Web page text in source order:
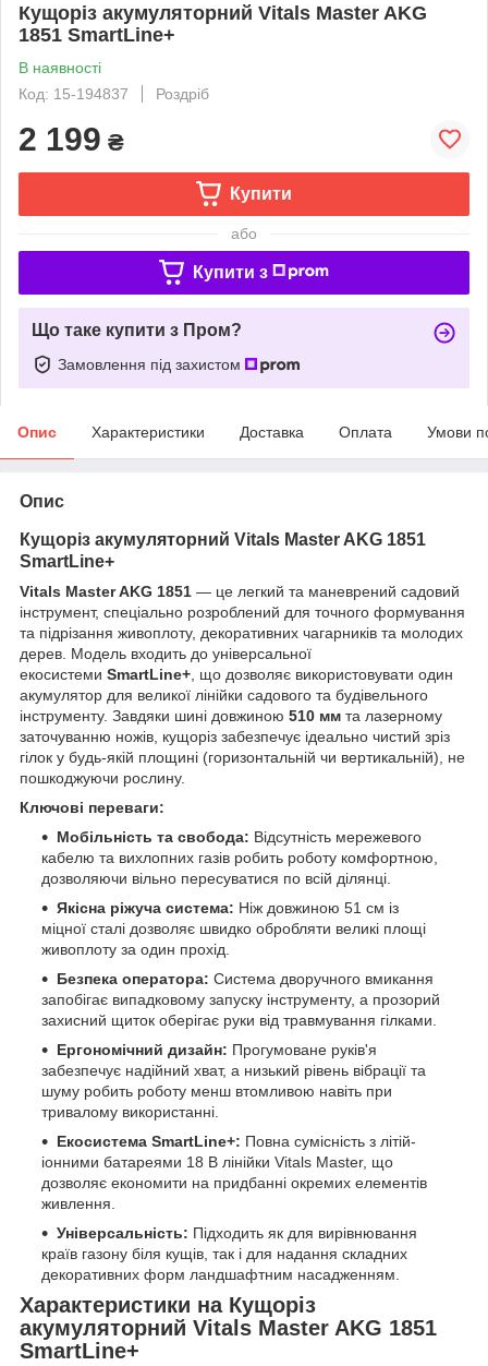
Кущоріз акумуляторний Vitals Master AKG
1851 SmartLine+
В наявності
Код: 15-194837
Роздріб
2 199 ₴
Купити
або
Купити з
Що таке купити з Пром?
Замовлення під захистом
Опис Характеристики Доставка Оплата Умови
Опис
Кущоріз акумуляторний Vitals Master AKG 1851
SmartLine+
Vitals Master AKG 1851 — це легкий та маневрений садовий
інструмент, спеціально розроблений для точного формування
та підрізання живоплоту, декоративних чагарників та молодих
дерев. Модель входить до універсальної
екосистеми SmartLine+ , що дозволяє використовувати один
акумулятор для великої лінійки садового та будівельного
інструменту. Завдяки шині довжиною 510 мм та лазерному
заточуванню ножів, кущоріз забезпечує ідеально чистий зріз
гілок у будь-якій площині (горизонтальній чи вертикальній), не
пошкоджуючи рослину.
Ключові переваги:
Мобільність та свобода: Відсутність мережевого
кабелю та вихлопних газів робить роботу комфортною,
дозволяючи вільно пересуватися по всій ділянці.
Якісна ріжуча система: Ніж довжиною 51 см із
міцної сталі дозволяє швидко обробляти великі площі
живоплоту за один прохід.
Безпека оператора: Система дворучного вмикання
запобігає випадковому запуску інструменту, а прозорий
захисний щиток оберігає руки від травмування гілками.
Ергономічний дизайн: Прогумоване руків'я
забезпечує надійний хват, а низький рівень вібрації та
шуму робить роботу менш втомливою навіть при
тривалому використанні.
Екосистема SmartLine+: Повна сумісність з літій-
іонними батареями 18 В лінійки Vitals Master, що
дозволяє економити на придбанні окремих елементів
живлення.
Універсальність: Підходить як для вирівнювання
країв газону біля кущів, так і для надання складних
декоративних форм ландшафтним насадженням.
Характеристики на Кущоріз
акумуляторний Vitals Master AKG 1851
SmartLine+